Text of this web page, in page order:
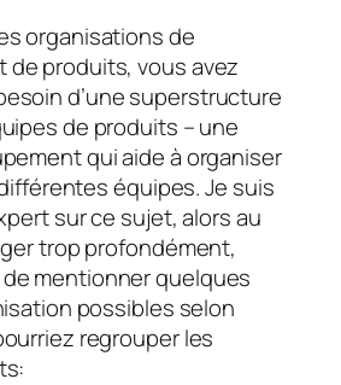
organisations de
de produits, vous avez
d’une superstructure
de produits – une
qui aide à organiser
équipes. Je suis
sur ce sujet, alors au
trop profondément,
mentionner quelques
possibles selon
regrouper les